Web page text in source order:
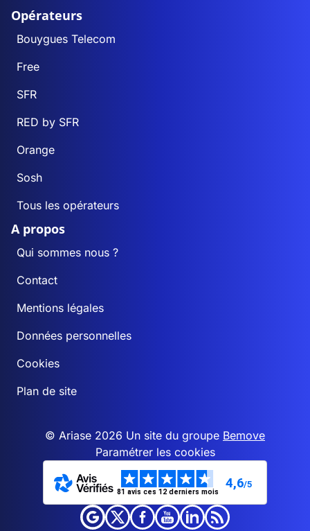
Opérateurs
Bouygues Telecom
Free
SFR
RED by SFR
Orange
Sosh
Tous les opérateurs
A propos
Qui sommes nous ?
Contact
Mentions légales
Données personnelles
Cookies
Plan de site
© Ariase 2026 Un site du groupe Bemove
Paramétrer les cookies
81 avis ces 12 derniers mois
4,6/5